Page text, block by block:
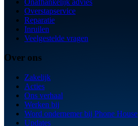
Overstapservice
Reparatie
Inruilen
Veelgestelde vragen
Over ons
Zakelijk
Acties
Ons verhaal
Werken bij
Word ondernemer bij Phone House
Updates